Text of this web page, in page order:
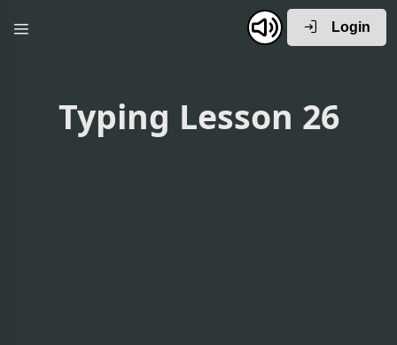
Login
Typing Lesson 26